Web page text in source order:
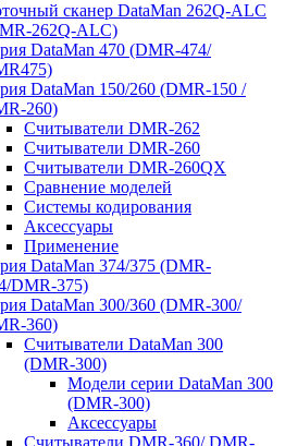
сканер DataMan 262Q-ALC
262Q-ALC)
DataMan 470 (DMR-474/
DataMan 150/260 (DMR-150 /
260)
Считыватели DMR-262
Считыватели DMR-260
Считыватели DMR-260QX
Сравнение моделей
Системы кодирования
Аксессуары
Применение
DataMan 374/375 (DMR-
DMR-375)
DataMan 300/360 (DMR-300/
360)
Считыватели DataMan 300
(DMR-300)
Модели серии DataMan 300
(DMR-300)
Аксессуары
Считыватели DMR-360/ DMR-